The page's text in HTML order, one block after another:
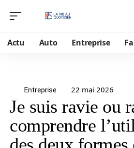
Actu Auto Entreprise
Entreprise 22 mai 2026
Je suis ravie ou
comprendre